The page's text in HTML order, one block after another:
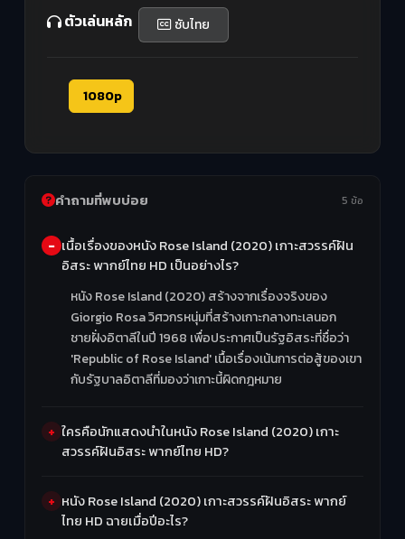
ตัวเล่นหลัก ซับไทย
1080p
คำถามที่พบบ่อย 5 ข้อ
เนื้อเรื่องของหนัง Rose Island (2020) เกาะสวรรค์ฝัน
อิสระ พากย์ไทย HD เป็นอย่างไร?
หนัง Rose Island (2020) สร้างจากเรื่องจริงของ
Giorgio Rosa วิศวกรหนุ่มที่สร้างเกาะกลางทะเลนอก
ชายฝั่งอิตาลีในปี 1968 เพื่อประกาศเป็นรัฐอิสระที่ชื่อว่า
'Republic of Rose Island' เนื้อเรื่องเน้นการต่อสู้ของเขา
กับรัฐบาลอิตาลีที่มองว่าเกาะนี้ผิดกฎหมาย
ใครคือนักแสดงนำในหนัง Rose Island (2020) เกาะ
สวรรค์ฝันอิสระ พากย์ไทย HD?
หนัง Rose Island (2020) เกาะสวรรค์ฝันอิสระ พากย์
ไทย HD ฉายเมื่อปีอะไร?